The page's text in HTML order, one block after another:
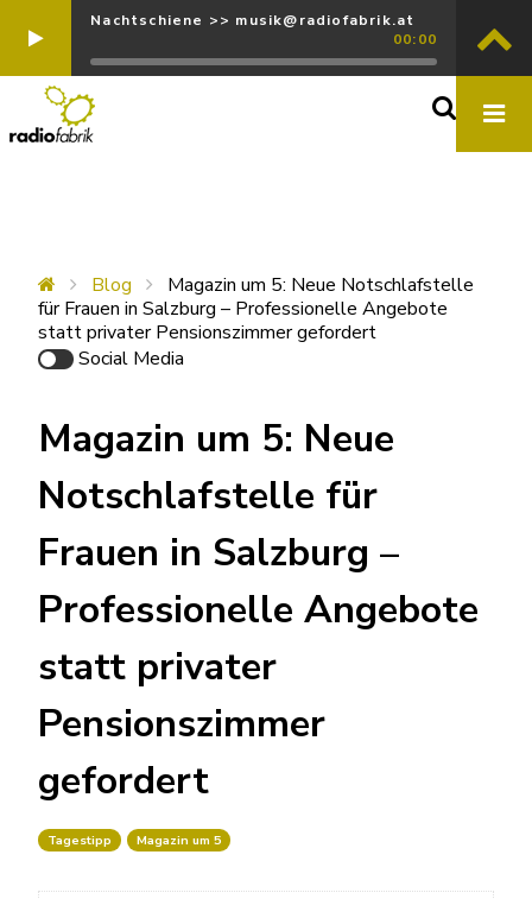
Nachtschiene >> musik@radiofabrik.at
00:00
Blog
Magazin um 5: Neue Notschlafstelle
für Frauen in Salzburg – Professionelle Angebote
statt privater Pensionszimmer gefordert
Social Media
Magazin um 5: Neue
Notschlafstelle für
Frauen in Salzburg –
Professionelle Angebote
statt privater
Pensionszimmer
gefordert
Tagestipp Magazin um 5